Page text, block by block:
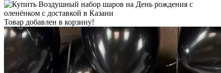
Товар добавлен в корзину!